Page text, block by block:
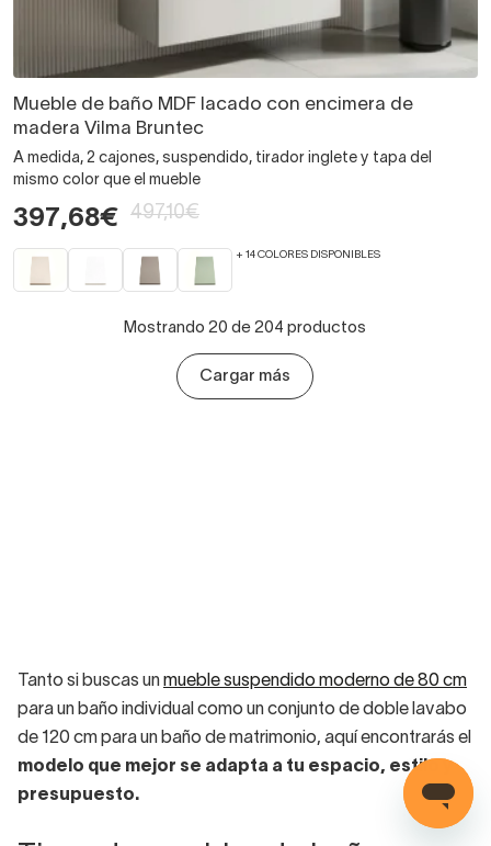
Mueble de baño MDF lacado con encimera de
madera Vilma Bruntec
A medida, 2 cajones, suspendido, tirador inglete y tapa del
mismo color que el mueble
397,68€ 497,10€
+ 14 COLORES DISPONIBLES
Mostrando 20 de 204 productos
Cargar más
Tanto si buscas un mueble suspendido moderno de 80 cm
para un baño individual como un conjunto de doble lavabo
de 120 cm para un baño de matrimonio, aquí encontrarás el
modelo que mejor se adapta a tu espacio, estilo y
presupuesto.